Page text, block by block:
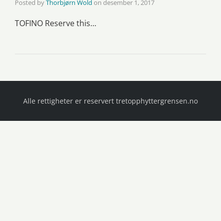
Posted byThorbjørn Wold on desember 1, 2017
TOFINO Reserve this…
Alle rettigheter er reservert tretopphyttergrensen.no